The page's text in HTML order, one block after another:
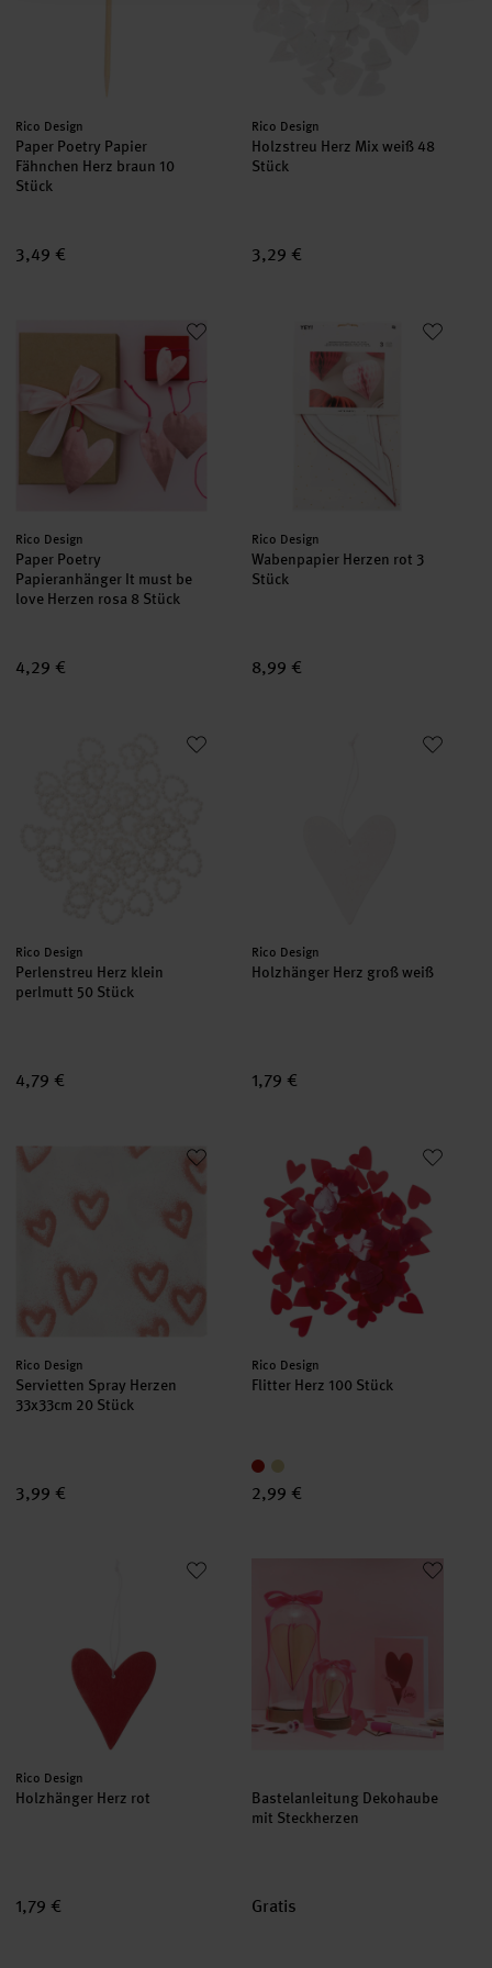
Hersteller:
Rico Design
Paper Poetry Papier
Fähnchen Herz braun 10
Stück
3,49 €
Hersteller:
Rico Design
Holzstreu Herz Mix weiß 48
Stück
3,29 €
Paper Poetry Papieranhänger It must be love Herzen rosa 8
Hersteller:
Rico Design
Paper Poetry
Papieranhänger It must be
love Herzen rosa 8 Stück
4,29 €
Wabenpapier Herzen rot 3
Hersteller:
Rico Design
Wabenpapier Herzen rot 3
Stück
8,99 €
Perlenstreu Herz klein perlmutt 50 Stück
Hersteller:
Rico Design
Perlenstreu Herz klein
perlmutt 50 Stück
4,79 €
Holzhänger Herz groß weiß
Hersteller:
Rico Design
Holzhänger Herz groß weiß
1,79 €
Servietten Spray Herzen 33x33cm 20 Stück
Hersteller:
Rico Design
Servietten Spray Herzen
33x33cm 20 Stück
3,99 €
Flitter Herz 100 Stück
Hersteller:
Rico Design
Flitter Herz 100 Stück
2,99 €
Hersteller:
Rico Design
Holzhänger Herz rot
1,79 €
Bastelanleitung Dekohaube
Bastelanleitung Dekohaube
mit Steckherzen
Gratis